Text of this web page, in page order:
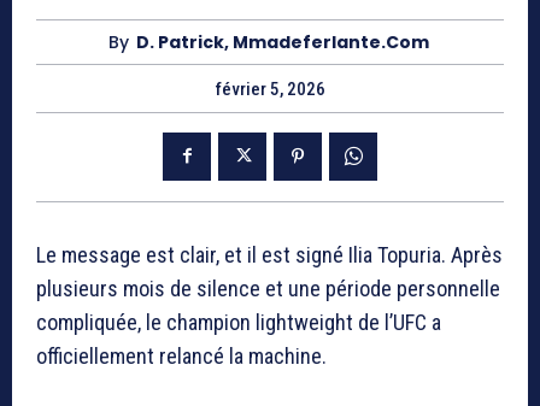
By D. Patrick, Mmadeferlante.com
février 5, 2026
Le message est clair, et il est signé Ilia Topuria. Après
plusieurs mois de silence et une période personnelle
compliquée, le champion lightweight de l’UFC a
officiellement relancé la machine.